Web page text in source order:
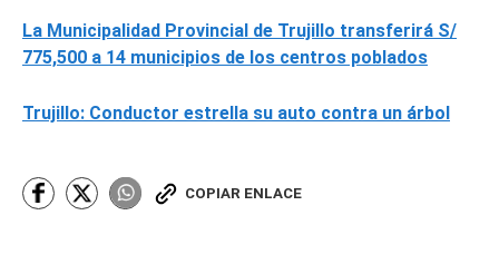
La Municipalidad Provincial de Trujillo transferirá S/
775,500 a 14 municipios de los centros poblados
Trujillo: Conductor estrella su auto contra un árbol
COPIAR ENLACE